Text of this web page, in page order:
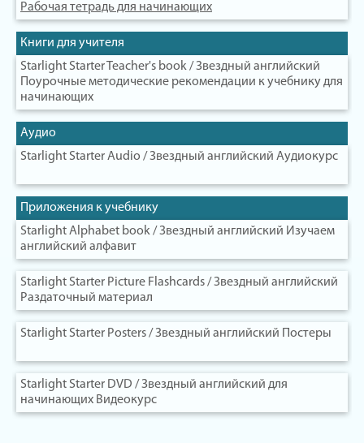
Рабочая тетрадь для начинающих
Книги для учителя
Starlight Starter Teacher's book / Звездный английский
Поурочные методические рекомендации к учебнику для
начинающих
Аудио
Starlight Starter Audio / Звездный английский Аудиокурс
Приложения к учебнику
Starlight Alphabet book / Звездный английский Изучаем
английский алфавит
Starlight Starter Picture Flashcards / Звездный английский
Раздаточный материал
Starlight Starter Posters / Звездный английский Постеры
Starlight Starter DVD / Звездный английский для
начинающих Видеокурс